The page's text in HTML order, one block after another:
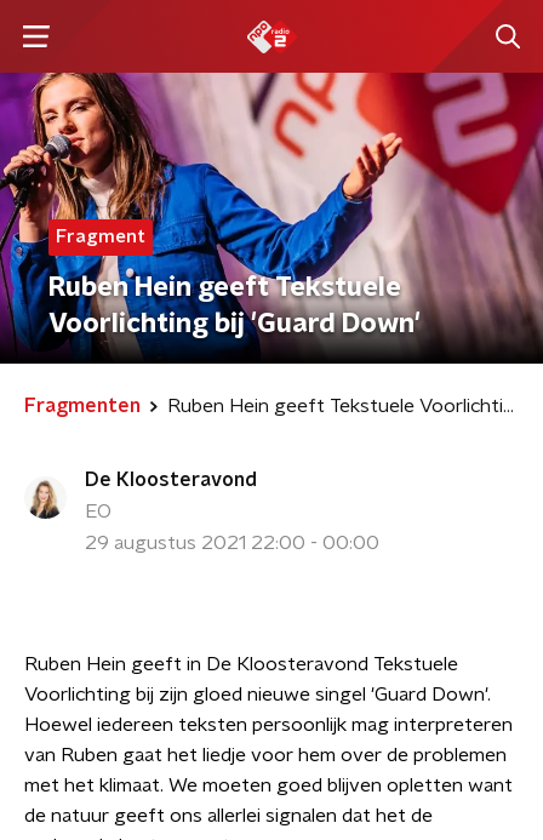
Fragment
Ruben Hein geeft Tekstuele
Voorlichting bij 'Guard Down'
Fragmenten Ruben Hein geeft Tekstuele Voorlichting bij 'Guard Down'
De Kloosteravond
EO
29 augustus 2021 22:00 - 00:00
Ruben Hein geeft in De Kloosteravond Tekstuele
Voorlichting bij zijn gloed nieuwe singel 'Guard Down'.
Hoewel iedereen teksten persoonlijk mag interpreteren
van Ruben gaat het liedje voor hem over de problemen
met het klimaat. We moeten goed blijven opletten want
de natuur geeft ons allerlei signalen dat het de